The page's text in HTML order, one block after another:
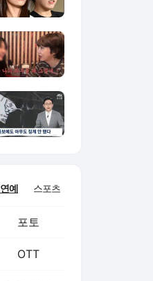
연예 스포츠
포토
OTT